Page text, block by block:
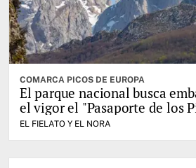
COMARCA PICOS DE EUROPA
El parque nacional busca
el vigor el "Pasaporte de los
EL FIELATO Y EL NORA